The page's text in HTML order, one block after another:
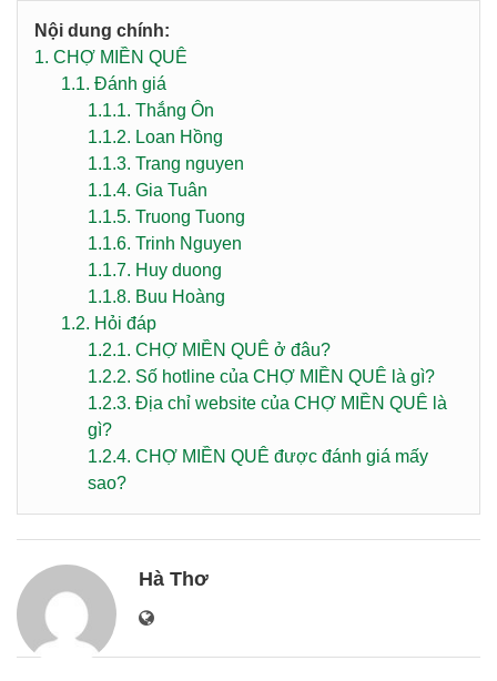
Nội dung chính:
1. CHỢ MIỀN QUÊ
1.1. Đánh giá
1.1.1. Thắng Ôn
1.1.2. Loan Hồng
1.1.3. Trang nguyen
1.1.4. Gia Tuân
1.1.5. Truong Tuong
1.1.6. Trinh Nguyen
1.1.7. Huy duong
1.1.8. Buu Hoàng
1.2. Hỏi đáp
1.2.1. CHỢ MIỀN QUÊ ở đâu?
1.2.2. Số hotline của CHỢ MIỀN QUÊ là gì?
1.2.3. Địa chỉ website của CHỢ MIỀN QUÊ là
gì?
1.2.4. CHỢ MIỀN QUÊ được đánh giá mấy
sao?
Hà Thơ